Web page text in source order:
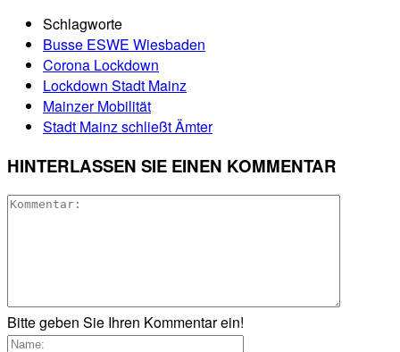
Schlagworte
Busse ESWE Wiesbaden
Corona Lockdown
Lockdown Stadt Mainz
Mainzer Mobilität
Stadt Mainz schließt Ämter
HINTERLASSEN SIE EINEN KOMMENTAR
Bitte geben Sie Ihren Kommentar ein!